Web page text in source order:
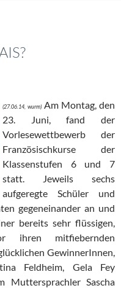
(27.06.14, wurm) Am Montag, den
23. Juni, fand der
Vorlesewettbewerb der
Französischkurse der
Klassenstufen 6 und 7
statt. Jeweils sechs
aufgeregte Schüler und
gegeneinander an und
bereits sehr flüssigen,
ihren mitfiebernden
GewinnerInnen,
Feldheim, Gela Fey
Muttersprachler Sascha